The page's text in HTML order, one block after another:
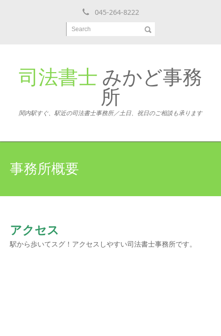
045-264-8222
Search
司法書士 みかど事務
所
関内駅すぐ、駅近の司法書士事務所／土日、祝日のご相談も承ります
事務所概要
アクセス
駅から歩いてスグ！アクセスしやすい司法書士事務所です。